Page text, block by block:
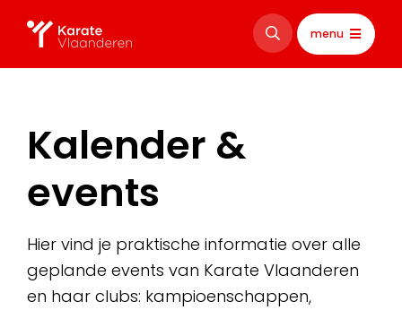
menu
Kalender &
events
Hier vind je praktische informatie over alle
geplande events van Karate Vlaanderen
en haar clubs: kampioenschappen,